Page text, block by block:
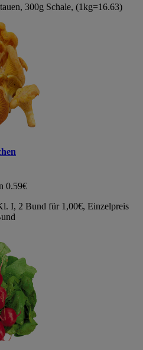
300g Schale, (1kg=16.63)
0.59€
I, 2 Bund für 1,00€, Einzelpreis